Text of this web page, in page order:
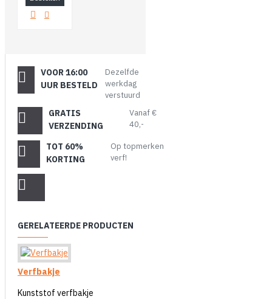
VOOR 16:00
UUR BESTELD
Dezelfde
werkdag
verstuurd
GRATIS
VERZENDING
Vanaf €
40,-
TOT 60%
KORTING
Op topmerken
verf!
GERELATEERDE PRODUCTEN
Verfbakje
Kunststof verfbakje